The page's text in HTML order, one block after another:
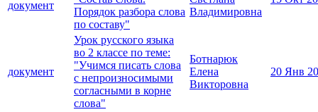
документ
Порядок разбора слова
по составу"
Владимировна
документ
Урок русского языка
во 2 классе по теме:
"Учимся писать слова
с непроизносимыми
согласными в корне
слова"
Ботнарюк
Елена
Викторовна
20 Янв